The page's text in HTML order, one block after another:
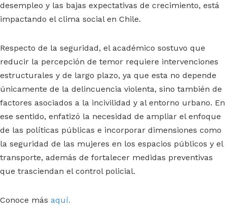
desempleo y las bajas expectativas de crecimiento, está
impactando el clima social en Chile.
Respecto de la seguridad, el académico sostuvo que
reducir la percepción de temor requiere intervenciones
estructurales y de largo plazo, ya que esta no depende
únicamente de la delincuencia violenta, sino también de
factores asociados a la incivilidad y al entorno urbano. En
ese sentido, enfatizó la necesidad de ampliar el enfoque
de las políticas públicas e incorporar dimensiones como
la seguridad de las mujeres en los espacios públicos y el
transporte, además de fortalecer medidas preventivas
que trasciendan el control policial.
Conoce más aquí.